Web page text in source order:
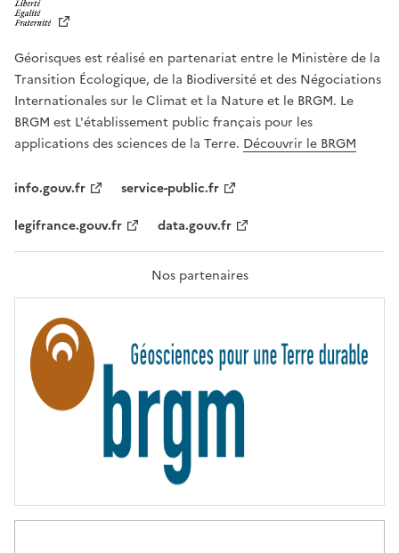
T
É
,
É
G
A
L
F
A
T
R
T
É
Géorisques est réalisé en partenariat entre le Ministère de la
Transition Écologique, de la Biodiversité et des Négociations
Internationales sur le Climat et la Nature et le BRGM. Le
BRGM est L'établissement public français pour les
applications des sciences de la Terre. Découvrir le BRGM
info.gouv.fr
service-public.fr
legifrance.gouv.fr
data.gouv.fr
Nos partenaires